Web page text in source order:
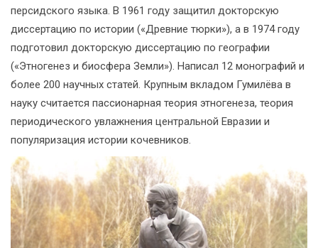
персидского языка. В 1961 году защитил докторскую
диссертацию по истории («Древние тюрки»), а в 1974 году
подготовил докторскую диссертацию по географии
(«Этногенез и биосфера Земли»). Написал 12 монографий и
более 200 научных статей. Крупным вкладом Гумилёва в
науку считается пассионарная теория этногенеза, теория
периодического увлажнения центральной Евразии и
популяризация истории кочевников.